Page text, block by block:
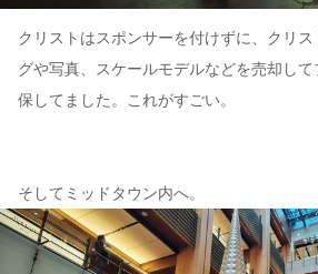
クリストはスポンサーを付けずに、クリ
グや写真、スケールモデルなどを売却し
保してました。これがすごい。
そしてミッドタウン内へ。